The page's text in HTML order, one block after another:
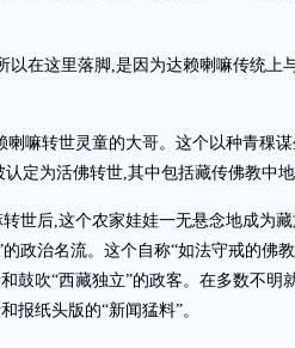
以在这里落脚,是因为达赖喇嘛传统上
喇嘛转世灵童的大哥。这个以种青稞
认定为活佛转世,其中包括藏传佛教中
世后,这个农家娃娃一无悬念地成为
政治名流。这个自称“如法守戒的佛
鼓吹“西藏独立”的政客。在多数不明
报纸头版的“新闻猛料”。